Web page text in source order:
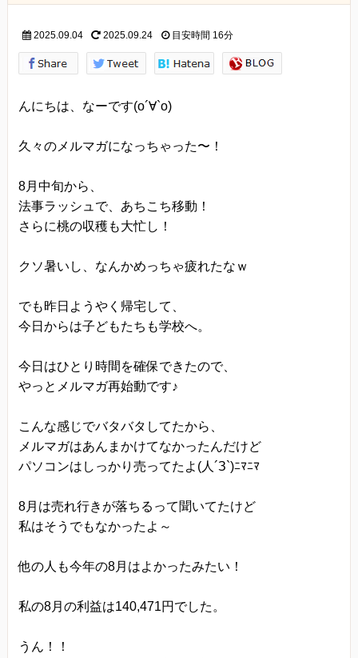
電子メールアドレス、職業、勤務先等、特定の個
人を識別し得る情報をいいます。
当方は、以下の目的のため、その範囲内において
提供によるものであり、お客様が個人情報を提供
された場合は、当方が本方針に則って個人情報を
利用することをお客様が許諾したものとします。
・新商品の案内などお客様に有益かつ必要と思わ
れる情報の提供
せ、確認、および
サービス向上のための意見収集
個人情報の第三者提供
当方は、法令に基づく場合等正当な理由によらな
事前に本人の同意を得ることなく、個人情報を第
三者に開示・提供することはありません。
個人情報の管理
るために、個人情報保護管理責任者を設置し、
に、また最新なものに保つよう、 お預かりした個
2025.09.04 2025.09.24 目安時間 16分
んにちは、なーです(o´∀`o)
久々のメルマガになっちゃった〜！
8月中旬から、
法事ラッシュで、あちこち移動！
さらに桃の収穫も大忙し！
クソ暑いし、なんかめっちゃ疲れたなｗ
でも昨日ようやく帰宅して、
今日からは子どもたちも学校へ。
今日はひとり時間を確保できたので、
やっとメルマガ再始動です♪
こんな感じでバタバタしてたから、
メルマガはあんまかけてなかったんだけど
パソコンはしっかり売ってたよ(人´З`)ﾆﾏﾆﾏ
8月は売れ行きが落ちるって聞いてたけど
私はそうでもなかったよ～
他の人も今年の8月はよかったみたい！
私の8月の利益は140,471円でした。
うん！！